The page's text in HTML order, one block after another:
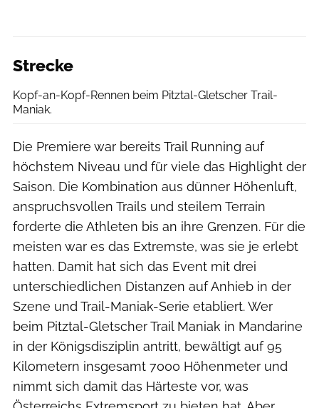
Strecke
Kopf-an-Kopf-Rennen beim Pitztal-Gletscher Trail-
Maniak.
Die Premiere war bereits Trail Running auf
höchstem Niveau und für viele das Highlight der
Saison. Die Kombination aus dünner Höhenluft,
anspruchsvollen Trails und steilem Terrain
forderte die Athleten bis an ihre Grenzen. Für die
meisten war es das Extremste, was sie je erlebt
hatten. Damit hat sich das Event mit drei
unterschiedlichen Distanzen auf Anhieb in der
Szene und Trail-Maniak-Serie etabliert. Wer
beim Pitztal-Gletscher Trail Maniak in Mandarine
in der Königsdisziplin antritt, bewältigt auf 95
Kilometern insgesamt 7000 Höhenmeter und
nimmt sich damit das Härteste vor, was